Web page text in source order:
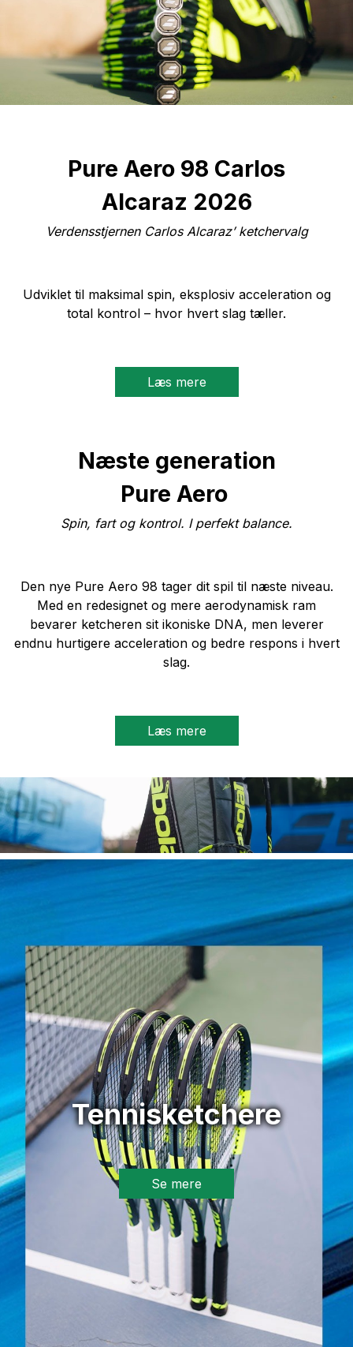
Pure Aero 98 Carlos
Alcaraz 2026
Verdensstjernen Carlos Alcaraz’ ketchervalg
Udviklet til maksimal spin, eksplosiv acceleration og
total kontrol – hvor hvert slag tæller.
Læs mere
Næste generation
Pure Aero
Spin, fart og kontrol. I perfekt balance.
Den nye Pure Aero 98 tager dit spil til næste niveau.
Med en redesignet og mere aerodynamisk ram
bevarer ketcheren sit ikoniske DNA, men leverer
endnu hurtigere acceleration og bedre respons i hvert
slag.
Læs mere
Tennisketchere
Se mere